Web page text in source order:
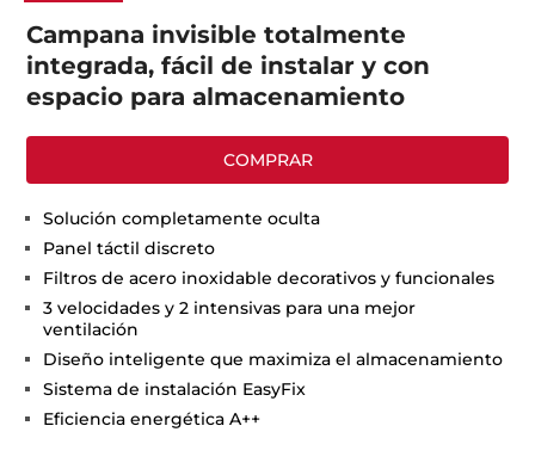
Campana invisible totalmente
integrada, fácil de instalar y con
espacio para almacenamiento
COMPRAR
Solución completamente oculta
Panel táctil discreto
Filtros de acero inoxidable decorativos y funcionales
3 velocidades y 2 intensivas para una mejor
ventilación
Diseño inteligente que maximiza el almacenamiento
Sistema de instalación EasyFix
Eficiencia energética A++